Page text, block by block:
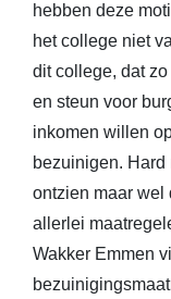
hebben deze
het college niet
dit college, dat
en steun voor
inkomen willen
bezuinigen.
ontzien maar wel
allerlei
Wakker Emmen